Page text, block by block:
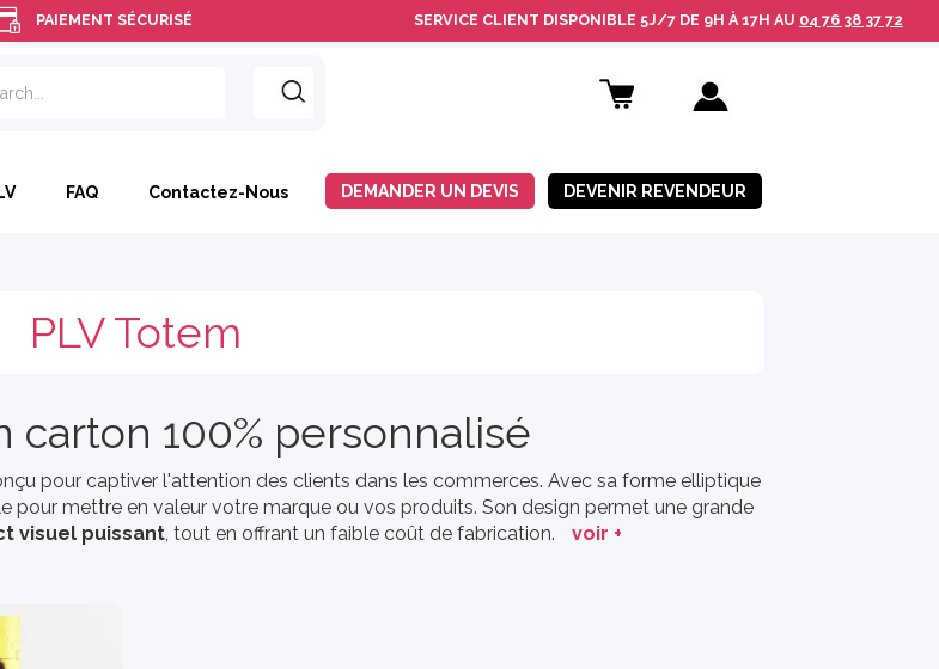
PAIEMENT SÉCURISÉ SERVICE CLIENT DISPONIBLE 5J/7 DE 9H À 17H AU 04 76 38 37 72
DEMANDER UN DEVIS DEVENIR REVENDEUR
FAQ Contactez-Nous
PLV Totem
carton 100% personnalisé
pour captiver l'attention des clients dans les commerces. Avec sa forme elliptique
pour mettre en valeur votre marque ou vos produits. Son design permet une grande
visuel puissant, tout en offrant un faible coût de fabrication. voir +